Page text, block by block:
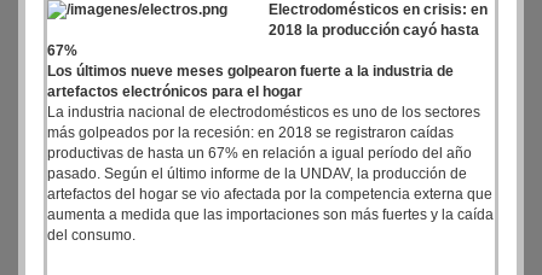
Electrodomésticos en crisis: en
2018 la producción cayó hasta
67%
Los últimos nueve meses golpearon fuerte a la industria de
artefactos electrónicos para el hogar
La industria nacional de electrodomésticos es uno de los sectores
más golpeados por la recesión: en 2018 se registraron caídas
productivas de hasta un 67% en relación a igual período del año
pasado. Según el último informe de la UNDAV, la producción de
artefactos del hogar se vio afectada por la competencia externa que
aumenta a medida que las importaciones son más fuertes y la caída
del consumo.